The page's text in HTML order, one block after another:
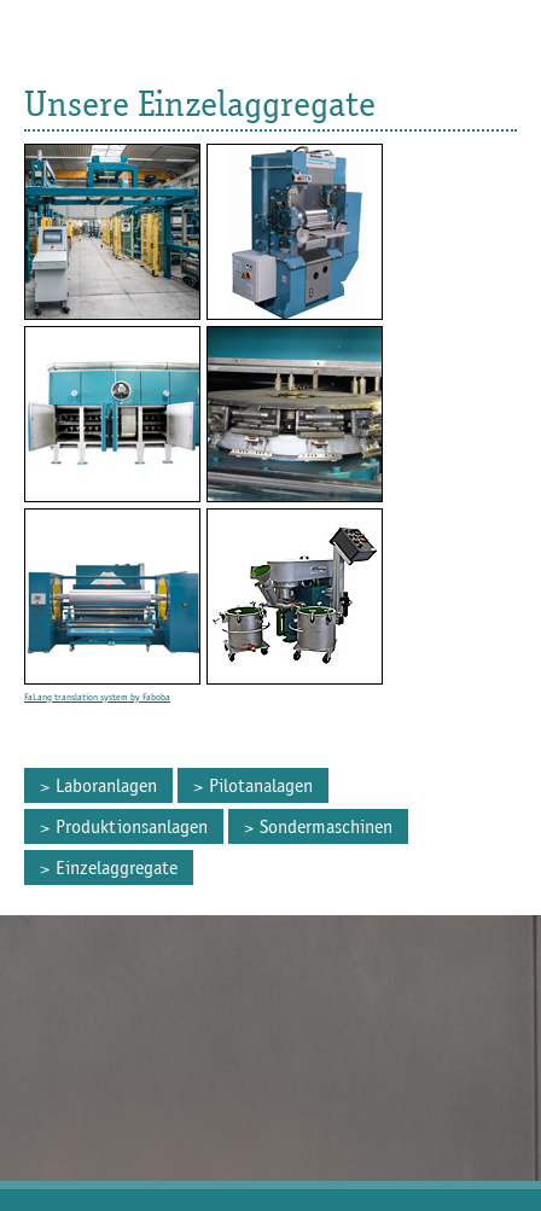
Unsere Einzelaggregate
FaLang translation system by Faboba
Laboranlagen
Pilotanalagen
Produktionsanlagen
Sondermaschinen
Einzelaggregate